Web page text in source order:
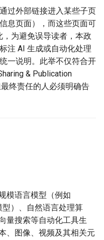
过外部链接进入某些子页
息页面），而这些页面可
为避免误导读者，本政
注 AI 生成或自动化处理
一说明。此举不仅符合开
& Publication
终责任的人必须明确告
模语言模型（例如
）、自然语言处理算
量搜索等自动化工具生
、图像、视频及其相关元